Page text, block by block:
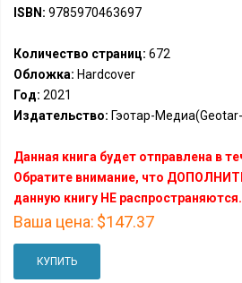
ISBN: 9785970463697
Количество страниц: 672
Обложка: Hardcover
Год: 2021
Издательство: Гэотар-
Данная книга будет отправлена в
Обратите внимание, что
данную книгу НЕ распространяются.
Ваша цена: $147.37
КУПИТЬ